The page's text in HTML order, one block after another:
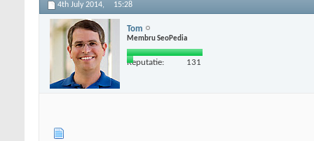
4th July 2014, 15:28
Tom
Membru SeoPedia
Reputatie: 131